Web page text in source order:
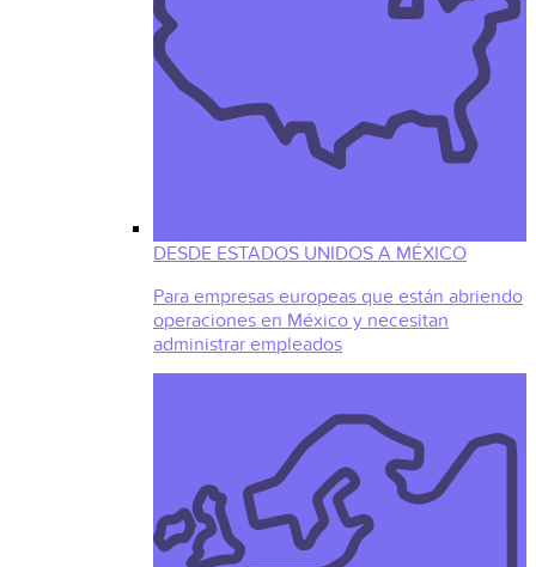
DESDE ESTADOS UNIDOS A MÉXICO
Para empresas europeas que están abriendo
operaciones en México y necesitan
administrar empleados